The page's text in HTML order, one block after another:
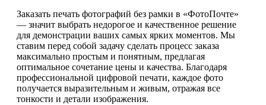
Заказать печать фотографий без рамки в «ФотоПочте»
— значит выбрать недорогое и качественное решение
для демонстрации ваших самых ярких моментов. Мы
ставим перед собой задачу сделать процесс заказа
максимально простым и понятным, предлагая
оптимальное сочетание цены и качества. Благодаря
профессиональной цифровой печати, каждое фото
получается выразительным и живым, отражая все
тонкости и детали изображения.